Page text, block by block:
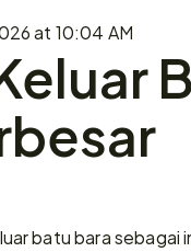
at 10:04 AM
batu bara